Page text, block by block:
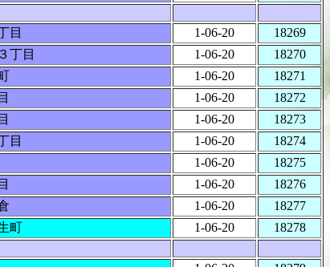
目 1-06-20
18269
丁目 1-06-20
18270
1-06-20
18271
1-06-20
18272
1-06-20
18273
目 1-06-20
18274
1-06-20
18275
1-06-20
18276
1-06-20
18277
町 1-06-20 18278